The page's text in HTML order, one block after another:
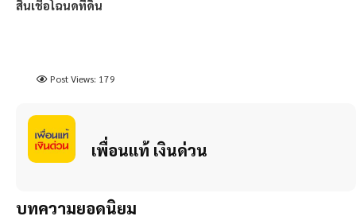
สินเชื่อโฉนดที่ดิน
Post Views: 179
เพื่อนแท้ เงินด่วน
บทความยอดนิยม